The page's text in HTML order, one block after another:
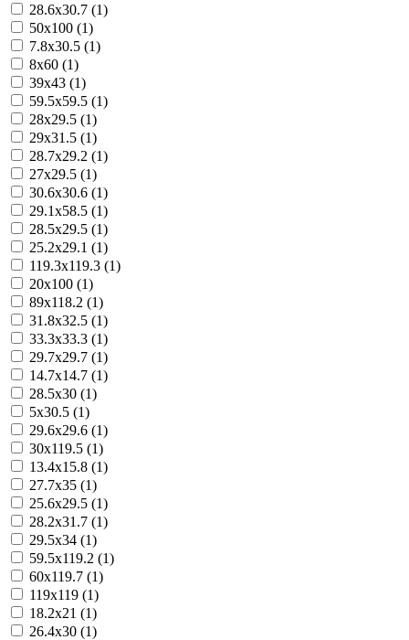
28.6x30.7 (1)
50x100 (1)
7.8x30.5 (1)
8x60 (1)
39x43 (1)
59.5x59.5 (1)
28x29.5 (1)
29x31.5 (1)
28.7x29.2 (1)
27x29.5 (1)
30.6x30.6 (1)
29.1x58.5 (1)
28.5x29.5 (1)
25.2x29.1 (1)
119.3x119.3 (1)
20x100 (1)
89x118.2 (1)
31.8x32.5 (1)
33.3x33.3 (1)
29.7x29.7 (1)
14.7x14.7 (1)
28.5x30 (1)
5x30.5 (1)
29.6x29.6 (1)
30x119.5 (1)
13.4x15.8 (1)
27.7x35 (1)
25.6x29.5 (1)
28.2x31.7 (1)
29.5x34 (1)
59.5x119.2 (1)
60x119.7 (1)
119x119 (1)
18.2x21 (1)
26.4x30 (1)